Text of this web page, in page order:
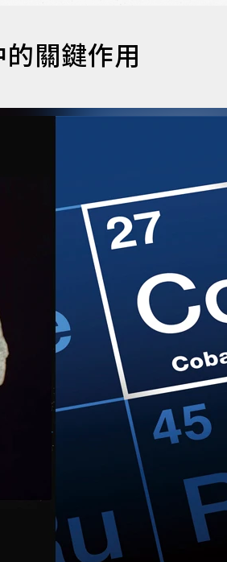
關鍵作用